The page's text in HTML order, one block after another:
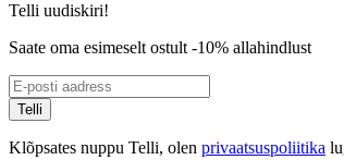
Telli uudiskiri!
Saate oma esimeselt ostult -10% allahindlust
Telli
Klõpsates nuppu Telli, olen privaatsuspoliitika